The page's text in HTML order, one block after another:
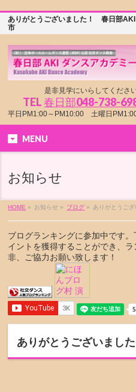
ありがとうございました！ 春日部
市
是非見学にいらしてくださ
TEL春日部048-738-
平日PM1:00～PM10:00 土曜日
MENU
お知らせ
HOME » お知らせ » ブログ » ありがとうござ
ブログランキングに参加中です
イントを獲得することができ、
非、ご協力お願い致します！
ありがとうございました